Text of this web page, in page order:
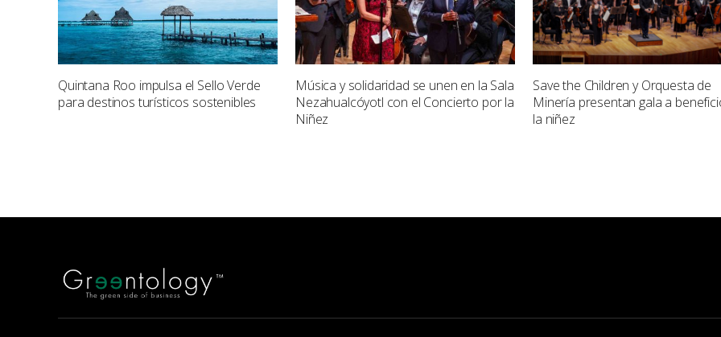
Quintana Roo impulsa el Sello Verde
para destinos turísticos sostenibles
Música y solidaridad se unen en la Sala
Nezahualcóyotl con el Concierto por la
Niñez
Save the Children y Orquesta de
Minería presentan gala a
la niñez